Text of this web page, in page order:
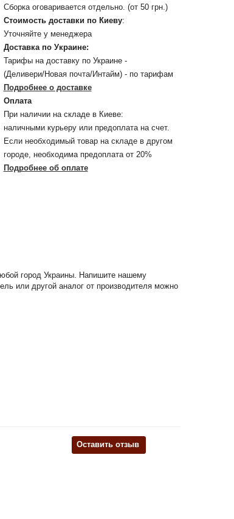
Сборка оговаривается отдельно. (от 50 грн.)
Стоимость доставки по Киеву:
Уточняйте у менеджера
Доставка по Украине:
Тарифы на доставку по Украине -
(Деливери/Новая почта/Интайм) - по тарифам
Подробнее о доставке
Оплата
При наличии на складе в Киеве:
наличными курьеру или предоплата на счет.
Если необходимый товар на складе в другом
городе, необходима предоплата от 20%
Подробнее об оплате
город Украины. Напишите нашему
или другой аналог от производителя можно
Оставить отзыв